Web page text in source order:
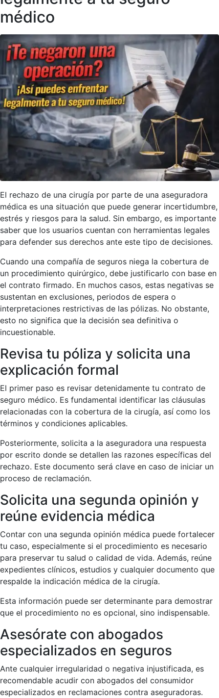
médico
El rechazo de una cirugía por parte de una aseguradora
médica es una situación que puede generar incertidumbre,
estrés y riesgos para la salud. Sin embargo, es importante
saber que los usuarios cuentan con herramientas legales
para defender sus derechos ante este tipo de decisiones.
Cuando una compañía de seguros niega la cobertura de
un procedimiento quirúrgico, debe justificarlo con base en
el contrato firmado. En muchos casos, estas negativas se
sustentan en exclusiones, periodos de espera o
interpretaciones restrictivas de las pólizas. No obstante,
esto no significa que la decisión sea definitiva o
incuestionable.
Revisa tu póliza y solicita una
explicación formal
El primer paso es revisar detenidamente tu contrato de
seguro médico. Es fundamental identificar las cláusulas
relacionadas con la cobertura de la cirugía, así como los
términos y condiciones aplicables.
Posteriormente, solicita a la aseguradora una respuesta
por escrito donde se detallen las razones específicas del
rechazo. Este documento será clave en caso de iniciar un
proceso de reclamación.
Solicita una segunda opinión y
reúne evidencia médica
Contar con una segunda opinión médica puede fortalecer
tu caso, especialmente si el procedimiento es necesario
para preservar tu salud o calidad de vida. Además, reúne
expedientes clínicos, estudios y cualquier documento que
respalde la indicación médica de la cirugía.
Esta información puede ser determinante para demostrar
que el procedimiento no es opcional, sino indispensable.
Asesórate con abogados
especializados en seguros
Ante cualquier irregularidad o negativa injustificada, es
recomendable acudir con abogados del consumidor
especializados en reclamaciones contra aseguradoras.